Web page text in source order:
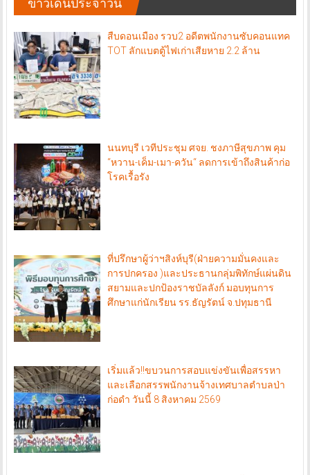
ข่าวเด่นประจำวัน
สืบดอนเมือง รวบ2 อดีตพนักงานซับคอนแทค
TOT ลักแบตตู้ไฟเก่าเสียหาย 2.2 ล้าน
นนทบุรี เวทีประชุม ศจย. ชงภาษีสุขภาพ คุม
“หวาน-เค็ม-เมา-ควัน“ ลดการเข้าถึงสินค้าก่อ
โรคเรื้อรัง
ที่ปรึกษาผู้ว่าฯสิงห์บุรี(ฝ่ายความมั่นคงและ
การปกครอง )และประธานกลุ่มพิทักษ์แผ่นดิน
สยามและปกป้องราชบัลลังก์ มอบทุนการ
ศึกษาแก่นักเรียน รร.ธัญรัตน์ จ.ปทุมธานี
เริ่มแล้ว!!ขบวนการสอบแข่งขันเพื่อสรรหา
และเลือกสรรพนักงานจ้างเทศบาลตำบลป่า
ก่อดำ วันนี้ 8 สิงหาคม 2569